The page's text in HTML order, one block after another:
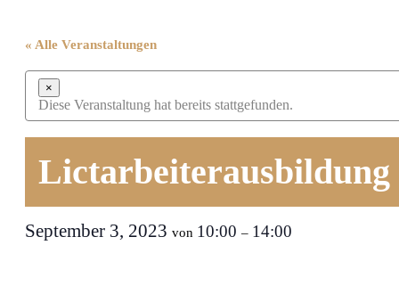
« Alle Veranstaltungen
×
Diese Veranstaltung hat bereits stattgefunden.
Lictarbeiterausbildung
September 3, 2023 von 10:00 – 14:00